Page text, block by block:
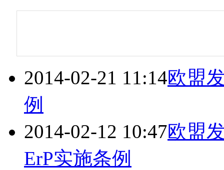
2014-02-21 11:14欧盟
例
2014-02-12 10:47欧盟
ErP实施条例